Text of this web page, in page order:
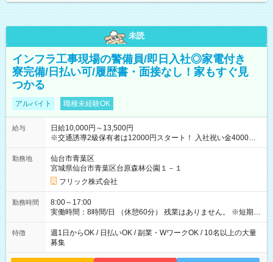
未読
インフラ工事現場の警備員/即日入社◎家電付き
寮完備/日払い可/履歴書・面接なし！家もすぐ見
つかる
アルバイト 職種未経験OK
給与
日給10,000円～13,500円
※交通誘導2級保有者は12000円スタート！ 入社祝い金4000円
【試用期間】試用期間なし
勤務地
仙台市青葉区
宮城県仙台市青葉区台原森林公園１－１
フリック株式会社
勤務時間
8:00～17:00
実働時間：8時間/日 （休憩60分） 残業はありません。 ※短期の
募集は行っておりません。予めご了承くださいませ。
特徴
週1日からOK / 日払いOK / 副業・WワークOK / 10名以上の大量
募集